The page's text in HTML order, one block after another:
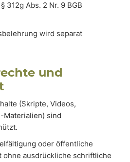
312g Abs. 2 Nr. 9 BGB
wird separat
und
(Skripte, Videos,
Materialien) sind
oder öffentliche
ohne ausdrückliche schriftliche